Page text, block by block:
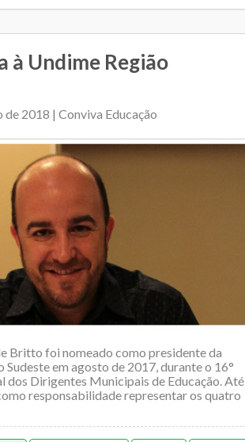
à Undime Região
de 2018 | Conviva Educação
Britto foi nomeado como presidente da
Sudeste em agosto de 2017, durante o 16°
dos Dirigentes Municipais de Educação. Até
responsabilidade representar os quatro